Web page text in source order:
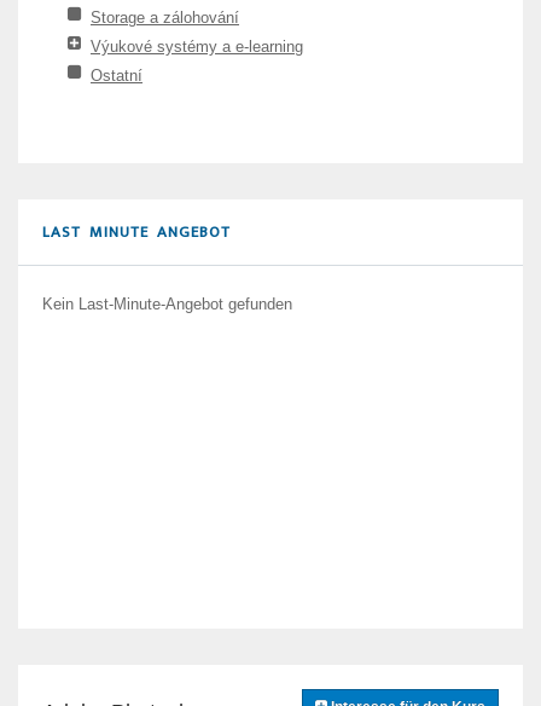
Storage a zálohování
Výukové systémy a e-learning
Ostatní
LAST MINUTE ANGEBOT
Kein Last-Minute-Angebot gefunden